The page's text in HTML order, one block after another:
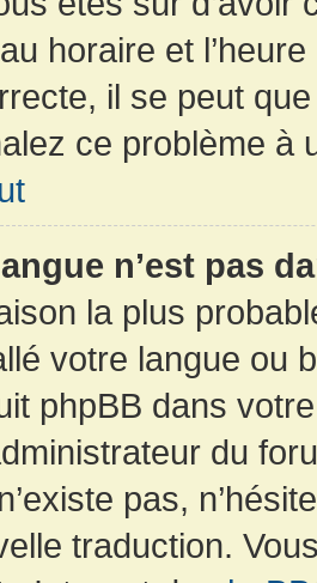
horaire et
il se peut
ce problème à
n’est pas
la plus
votre langue ou
phpBB dans
du
pas,
traduction.